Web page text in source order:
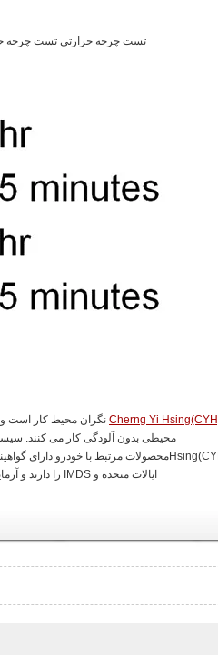
تست چرخه حرارتی تست چرخه
Cherng Yi
ایالات متحده و IMDS را دارند و آزمایشگاه آنها دارای استاندارد ISO/IEC 17025 -TAF برای سیستم مدیریت آنها است. با کیفیت